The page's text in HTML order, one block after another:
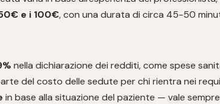
e i 100€, con una durata di circa 45-50
nella dichiarazione dei redditi, come spese
del costo delle sedute per chi rientra nei
in base alla situazione del paziente — vale